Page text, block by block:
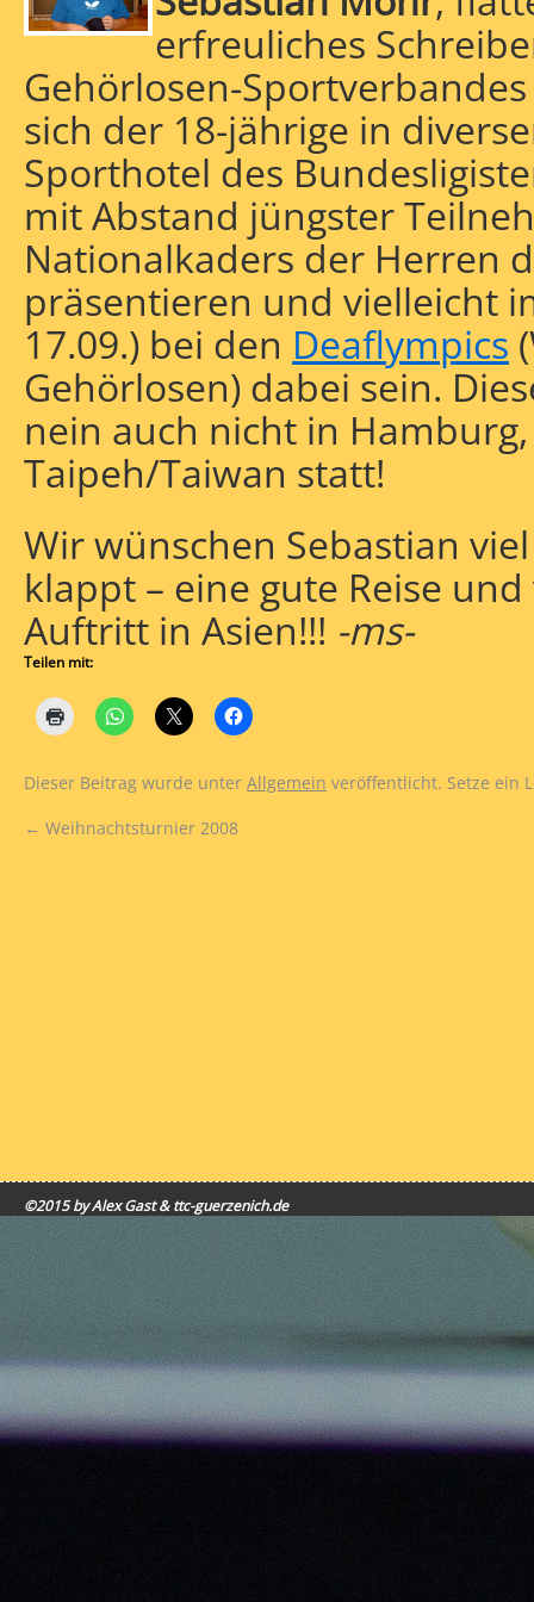
erfreuliches
Gehörlosen-
sich der 18-jährige in
Sporthotel des
mit Abstand jüngster
Nationalkaders der Herren
präsentieren und vielleicht
17.09.) bei den Deaflympics
Gehörlosen) dabei sein.
nein auch nicht in
Taipeh/Taiwan statt!
Wir wünschen Sebastian
klappt – eine gute Reise
Auftritt in Asien!!! -ms-
Teilen mit:
Dieser Beitrag wurde unter Allgemein veröffentlicht. Setze ein
← Weihnachtsturnier 2008
©2015 by Alex Gast & ttc-guerzenich.de